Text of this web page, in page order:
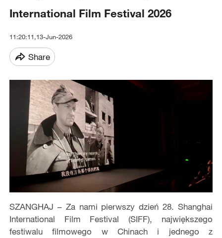
International Film Festival 2026
11:20:11,13-Jun-2026
Share
SZANGHAJ – Za nami pierwszy dzień 28. Shanghai
International Film Festival (SIFF), największego
festiwalu filmowego w Chinach i jednego z